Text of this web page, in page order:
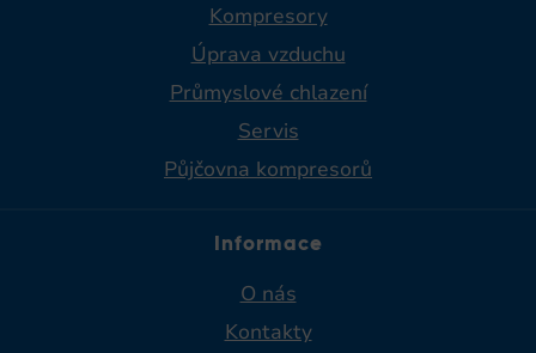
Kompresory
Úprava vzduchu
Průmyslové chlazení
Servis
Půjčovna kompresorů
Informace
O nás
Kontakty